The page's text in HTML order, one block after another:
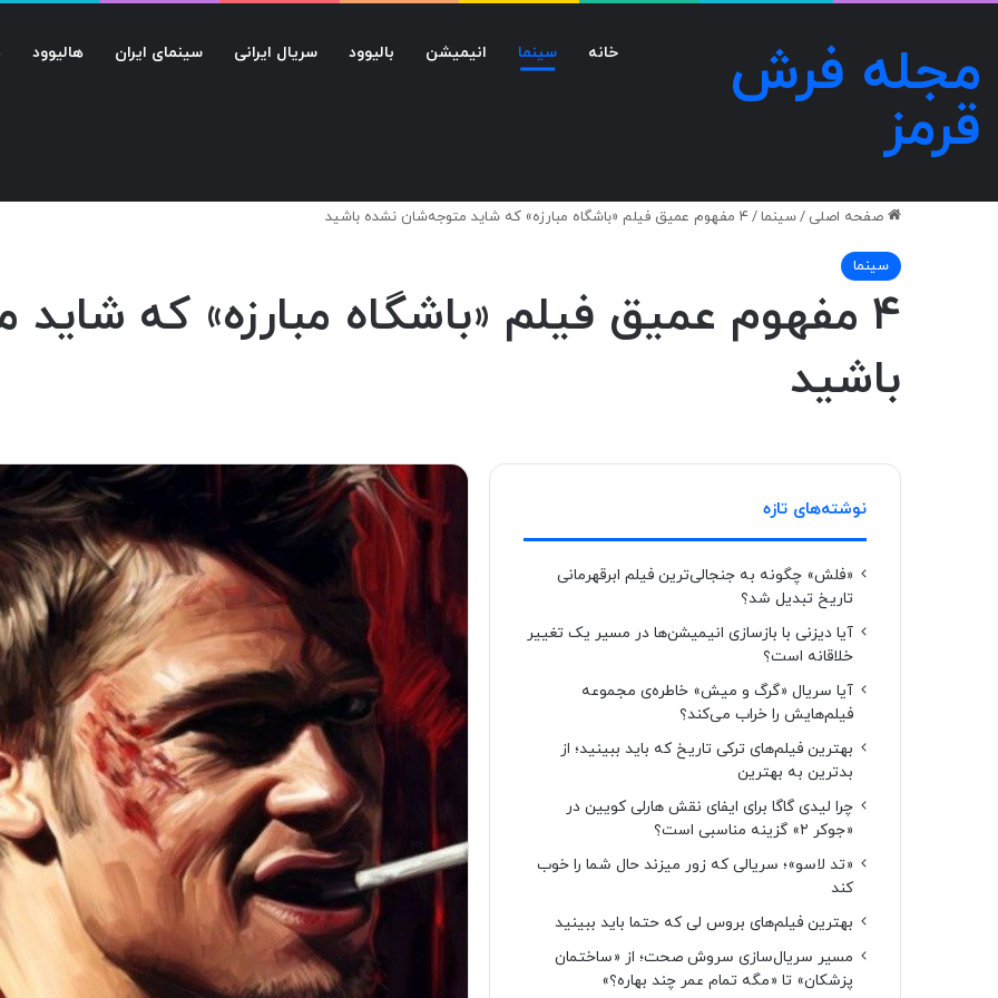
مجله فرش
قرمز
خانه سینما انیمیشن بالیوود سریال ایرانی سینمای ایران هالیوود
صفحه اصلی /سینما /۴ مفهوم عمیق فیلم «باشگاه مبارزه» که شاید متوجه‌شان نشده باشید
سینما
۴ مفهوم عمیق فیلم «باشگاه مبارزه» که
باشید
نوشته‌های تازه
«فلش» چگونه به جنجالی‌ترین فیلم ابرقهرمانی
تاریخ تبدیل شد؟
آیا دیزنی با بازسازی انیمیشن‌ها در مسیر یک تغییر
خلاقانه است؟
آیا سریال «گرگ و میش» خاطره‌ی مجموعه‌
فیلم‌هایش را خراب می‌کند؟
بهترین فیلم‌های ترکی تاریخ که باید ببینید؛ از
بدترین به بهترین
چرا لیدی گاگا برای ایفای نقش هارلی کویین در
«جوکر ۲» گزینه مناسبی است؟
«تد لاسو»؛ سریالی که زور میزند حال شما را خوب
کند
بهترین فیلم‌های بروس لی که حتما باید ببینید
مسیر سریال‌سازی سروش صحت؛ از «ساختمان
پزشکان» تا «مگه تمام عمر چند بهاره؟»